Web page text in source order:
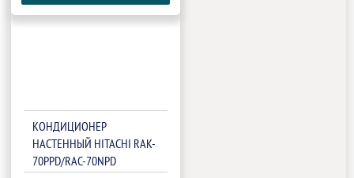
КОНДИЦИОНЕР
НАСТЕННЫЙ HITACHI RAK-
70PPD/RAC-70NPD